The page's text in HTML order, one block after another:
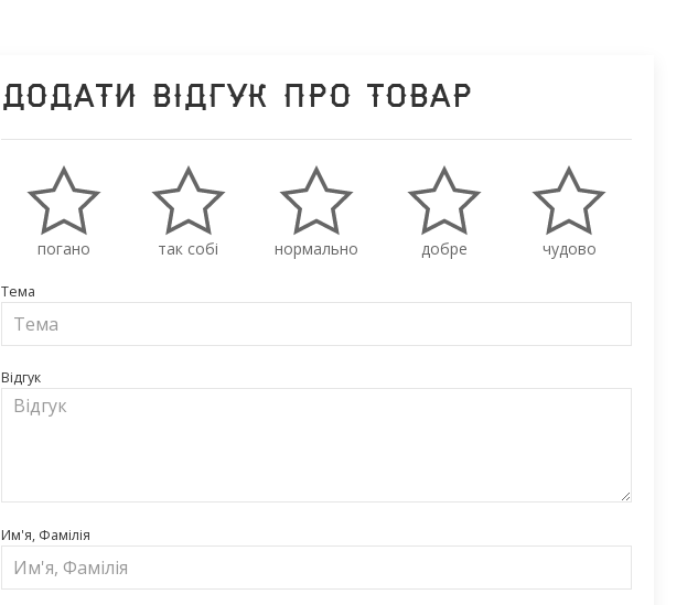
Додати відгук про товар
погано так собі нормально добре чудово
Тема
Відгук
Им'я, Фамілія